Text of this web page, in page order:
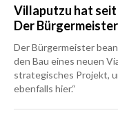
Villaputzu hat seit
Der
Der Bürgermeister
den Bau eines neuen
strategisches Projekt,
ebenfalls hier.“